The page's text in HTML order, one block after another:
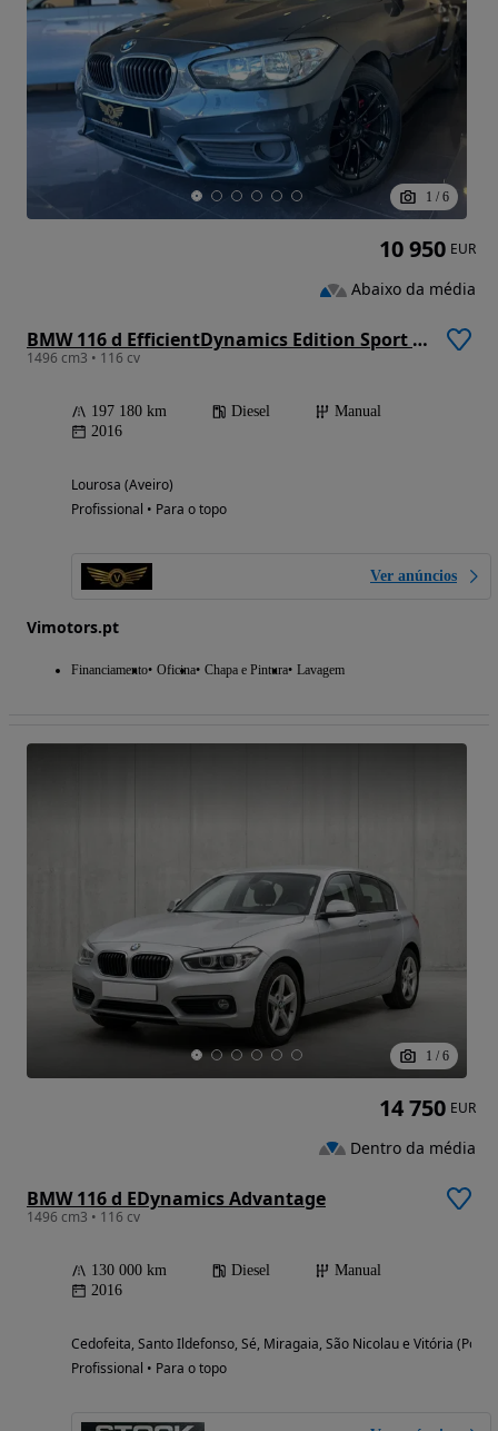
1 / 6
BMW 116 d EfficientDynamics Edition Sport Line
1496 cm3 • 116 cv
197 180 km Diesel
Manual
2016
Lourosa (Aveiro)
Profissional • Para o topo
Ver anúncios
Vimotors.pt
Financiamento Oficina Chapa e Pintura Lavagem
10 950 EUR
Abaixo da média
1 / 6
BMW 116 d EDynamics Advantage
1496 cm3 • 116 cv
130 000 km Diesel
Manual
2016
Cedofeita, Santo Ildefonso, Sé, Miragaia, São Nicolau e Vitória (Porto)
Profissional • Para o topo
14 750 EUR
Dentro da média